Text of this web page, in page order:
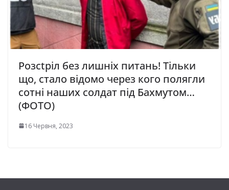
Розсtріл без лишніх питань! Тільки
що, стало відомо через кого полягли
сотні наших солдат під Бахмутом…
(ФОТО)
16 Червня, 2023